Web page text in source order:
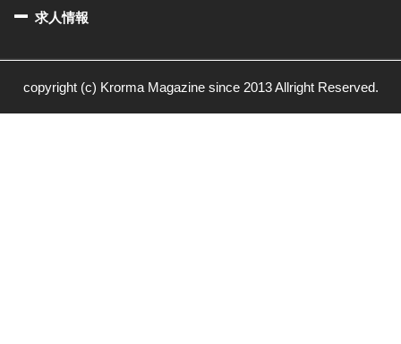
求人情報
copyright (c) Krorma Magazine since 2013 Allright Reserved.